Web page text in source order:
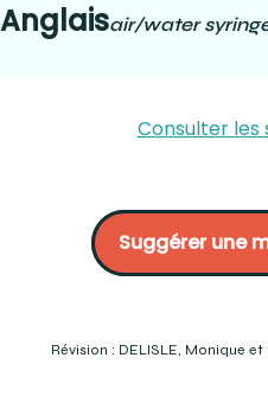
Anglaisair/water
Consulter les
ca/supplies/
embouts-air-eau
Henry Shein :
https://
dentaire (Trad. Par J. Massé).
Suggérer une
Révision : DELISLE, Monique